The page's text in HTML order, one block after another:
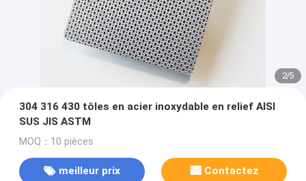
2/5
304 316 430 tôles en acier inoxydable en relief AISI
SUS JIS ASTM
MOQ：10 pièces
meilleur prix Contactez